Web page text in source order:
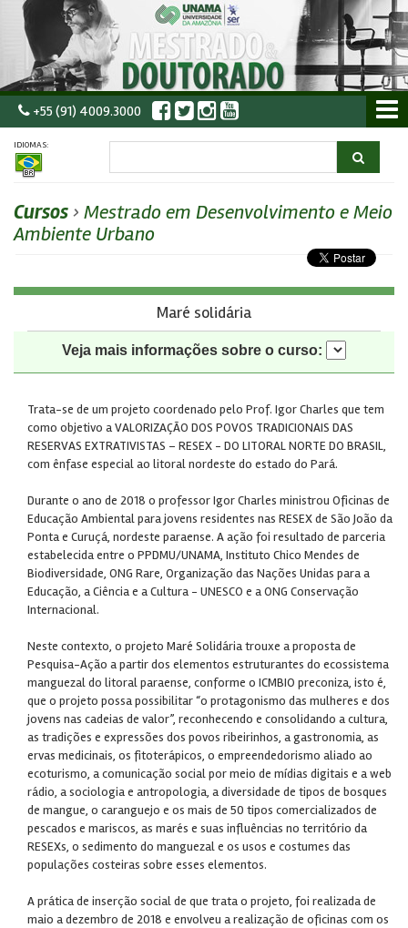
+55 (91) 4009.3000
IDIOMAS:
Cursos› Mestrado em Desenvolvimento e Meio
Ambiente Urbano
Maré solidária
Veja mais informações sobre o curso:
Trata-se de um projeto coordenado pelo Prof. Igor Charles que tem
como objetivo a VALORIZAÇÃO DOS POVOS TRADICIONAIS DAS
RESERVAS EXTRATIVISTAS – RESEX - DO LITORAL NORTE DO BRASIL,
com ênfase especial ao litoral nordeste do estado do Pará.
Durante o ano de 2018 o professor Igor Charles ministrou Oficinas de
Educação Ambiental para jovens residentes nas RESEX de São João da
Ponta e Curuçá, nordeste paraense. A ação foi resultado de parceria
estabelecida entre o PPDMU/UNAMA, Instituto Chico Mendes de
Biodiversidade, ONG Rare, Organização das Nações Unidas para a
Educação, a Ciência e a Cultura - UNESCO e a ONG Conservação
Internacional.
Neste contexto, o projeto Maré Solidária trouxe a proposta de
Pesquisa-Ação a partir dos elementos estruturantes do ecossistema
manguezal do litoral paraense, conforme o ICMBIO preconiza, isto é,
que o projeto possa possibilitar “o protagonismo das mulheres e dos
jovens nas cadeias de valor”, reconhecendo e consolidando a cultura,
as tradições e expressões dos povos ribeirinhos, a gastronomia, as
ervas medicinais, os fitoterápicos, o empreendedorismo aliado ao
ecoturismo, a comunicação social por meio de mídias digitais e a web
rádio, a sociologia e antropologia, a diversidade de tipos de bosques
de mangue, o caranguejo e os mais de 50 tipos comercializados de
pescados e mariscos, as marés e suas influências no território da
RESEXs, o sedimento do manguezal e os usos e costumes das
populações costeiras sobre esses elementos.
A prática de inserção social de que trata o projeto, foi realizada de
maio a dezembro de 2018 e envolveu a realização de oficinas com os